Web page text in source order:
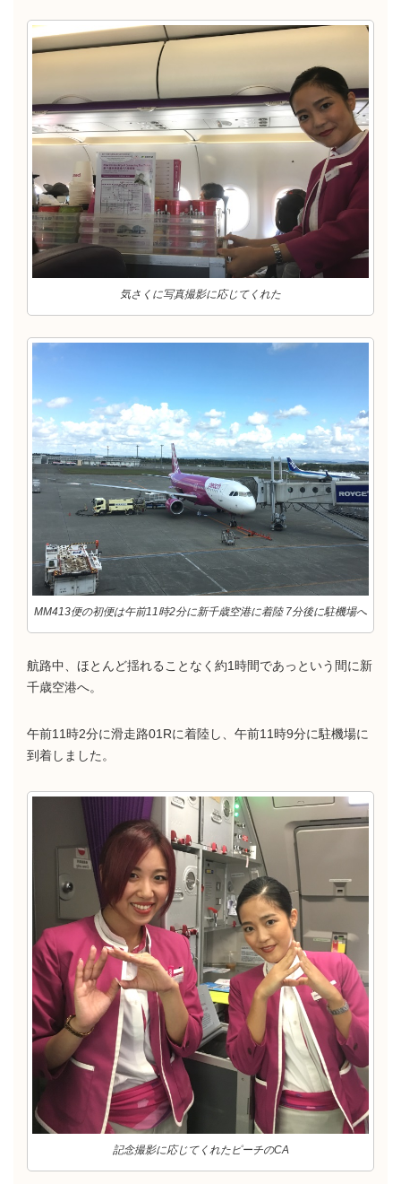
気さくに写真撮影に応じてくれた
MM413便の初便は午前11時2分に新千歳空港に着陸 7分後に駐機場へ
航路中、ほとんど揺れることなく約1時間であっという間に新
千歳空港へ。
午前11時2分に滑走路01Rに着陸し、午前11時9分に駐機場に
到着しました。
記念撮影に応じてくれたピーチのCA